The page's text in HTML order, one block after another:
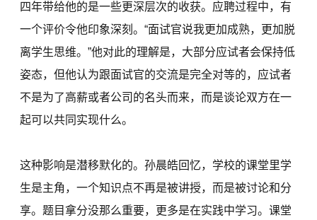
四年带给他的是一些更深层次的收获。应聘过程中，有
一个评价令他印象深刻。“面试官说我更加成熟，更加脱
离学生思维。”他对此的理解是，大部分应试者会保持低
姿态，但他认为跟面试官的交流是完全对等的，应试者
不是为了高薪或者公司的名头而来，而是谈论双方在一
起可以共同实现什么。
这种影响是潜移默化的。孙晨皓回忆，学校的课堂里学
生是主角，一个知识点不再是被讲授，而是被讨论和分
享。题目拿分没那么重要，更多是在实践中学习。课堂